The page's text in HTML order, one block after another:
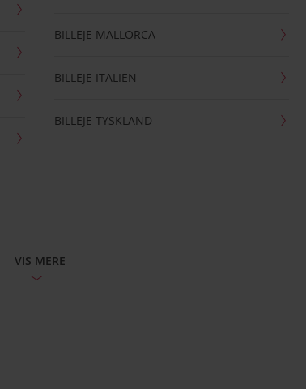
BILLEJE MALLORCA
BILLEJE ITALIEN
BILLEJE TYSKLAND
VIS MERE